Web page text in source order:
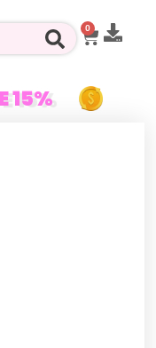
0
15%